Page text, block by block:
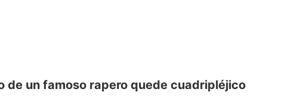
de un famoso rapero quede cuadripléjico